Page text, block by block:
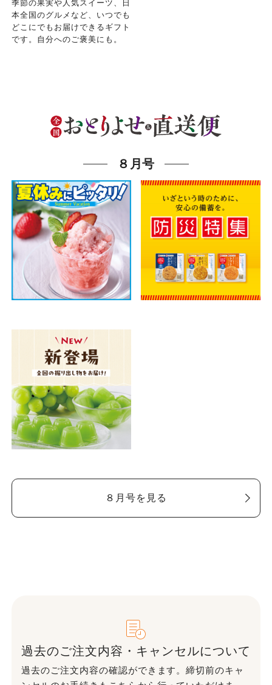
季節の果実や人気スイーツ、日
本全国のグルメなど、いつでも
どこにでもお届けできるギフト
です。自分へのご褒美にも。
８月号
８月号を見る
過去のご注文内容・キャンセルについて
過去のご注文内容の確認ができます。締切前のキャ
よどがわ市民生協
大阪いずみ市民生協
わかやま市民生協
よどがわ市民生協
わかやま市民生協
よどがわ市民生協
大阪いずみ市民生協
わかやま市民生協